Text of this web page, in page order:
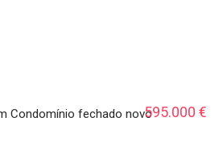
Condomínio fechado novo595.000 €